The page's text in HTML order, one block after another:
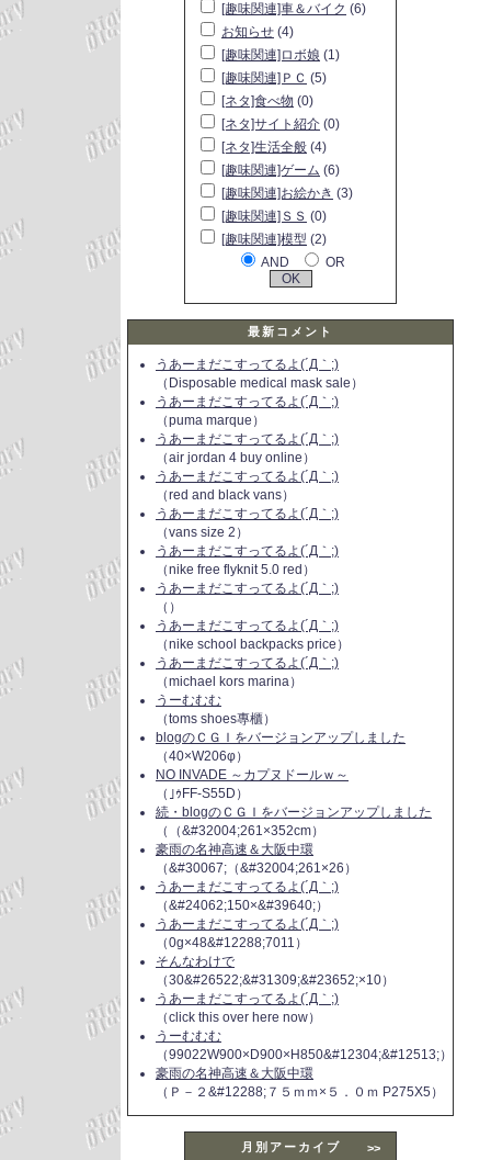
[趣味関連]車＆バイク (6)
お知らせ (4)
[趣味関連]ロボ娘 (1)
[趣味関連]ＰＣ (5)
[ネタ]食べ物 (0)
[ネタ]サイト紹介 (0)
[ネタ]生活全般 (4)
[趣味関連]ゲーム (6)
[趣味関連]お絵かき (3)
[趣味関連]ＳＳ (0)
[趣味関連]模型 (2)
AND
OR
最新コメント
うあーまだこすってるよ(´Д｀;)
（Disposable medical mask sale）
うあーまだこすってるよ(´Д｀;)
（puma marque）
うあーまだこすってるよ(´Д｀;)
（air jordan 4 buy online）
うあーまだこすってるよ(´Д｀;)
（red and black vans）
うあーまだこすってるよ(´Д｀;)
（vans size 2）
うあーまだこすってるよ(´Д｀;)
（nike free flyknit 5.0 red）
うあーまだこすってるよ(´Д｀;)
（）
うあーまだこすってるよ(´Д｀;)
（nike school backpacks price）
うあーまだこすってるよ(´Д｀;)
（michael kors marina）
うーむむむ
（toms shoes專櫃）
blogのＣＧＩをバージョンアップしました
（40×W206φ）
NO INVADE ～カプヌドールｗ～
（｣ｩFF-S55D）
続・blogのＣＧＩをバージョンアップしました
（（&#32004;261×352cm）
豪雨の名神高速＆大阪中環
（&#30067;（&#32004;261×26）
うあーまだこすってるよ(´Д｀;)
（&#24062;150×&#39640;）
うあーまだこすってるよ(´Д｀;)
（0g×48&#12288;7011）
そんなわけで
（30&#26522;&#31309;&#23652;×10）
うあーまだこすってるよ(´Д｀;)
（click this over here now）
うーむむむ
（99022W900×D900×H850&#12304;&#12513;）
豪雨の名神高速＆大阪中環
（Ｐ－２&#12288;７５ｍｍ×５．０ｍ P275X5）
月別アーカイブ >>